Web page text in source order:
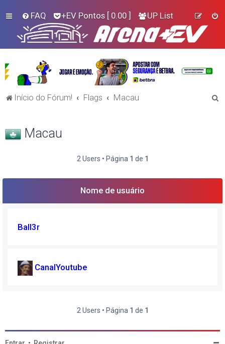
FAQ +EV Pontos [ 0.00 ] UP List
Início do Fórum! Flags Macau
s
Macau
2 Users • Página 1 de 1
Nome de usuário
Ball3r
CanalYoutube
2 Users • Página 1 de 1